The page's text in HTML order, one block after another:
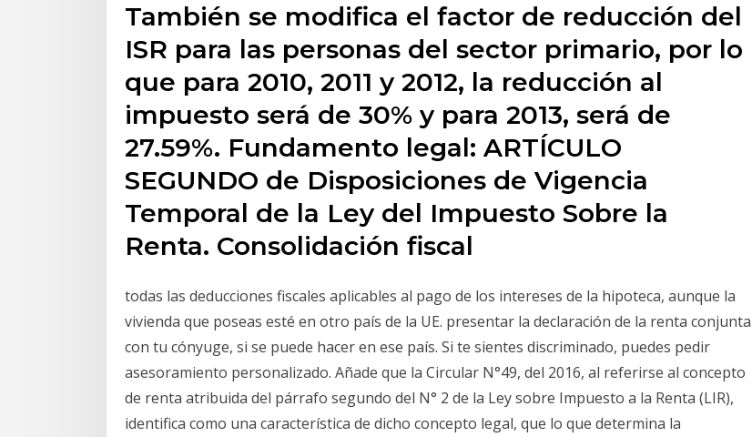
También se modifica el factor de reducción del
ISR para las personas del sector primario, por lo
que para 2010, 2011 y 2012, la reducción al
impuesto será de 30% y para 2013, será de
27.59%. Fundamento legal: ARTÍCULO
SEGUNDO de Disposiciones de Vigencia
Temporal de la Ley del Impuesto Sobre la
Renta. Consolidación fiscal
todas las deducciones fiscales aplicables al pago de los intereses de la hipoteca, aunque la
vivienda que poseas esté en otro país de la UE. presentar la declaración de la renta conjunta
con tu cónyuge, si se puede hacer en ese país. Si te sientes discriminado, puedes pedir
asesoramiento personalizado. Añade que la Circular N°49, del 2016, al referirse al concepto
de renta atribuida del párrafo segundo del N° 2 de la Ley sobre Impuesto a la Renta (LIR),
identifica como una característica de dicho concepto legal, que lo que determina la